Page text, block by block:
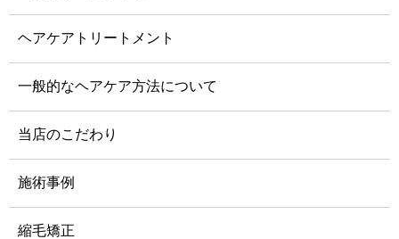
ヘアケアトリートメント
一般的なヘアケア方法について
当店のこだわり
施術事例
縮毛矯正